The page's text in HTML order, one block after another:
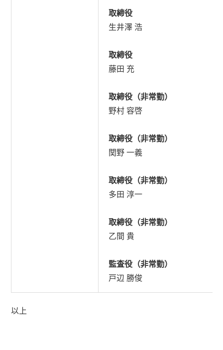
取締役
生井澤 浩
取締役
藤田 充
取締役（非常勤）
野村 容啓
取締役（非常勤）
関野 一義
取締役（非常勤）
多田 淳一
取締役（非常勤）
乙間 貴
監査役（非常勤）
戸辺 勝俊
以上